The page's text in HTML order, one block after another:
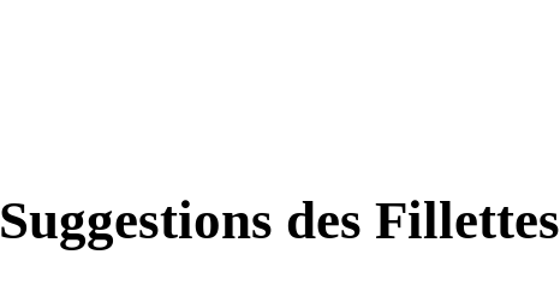
Suggestions des Fillettes